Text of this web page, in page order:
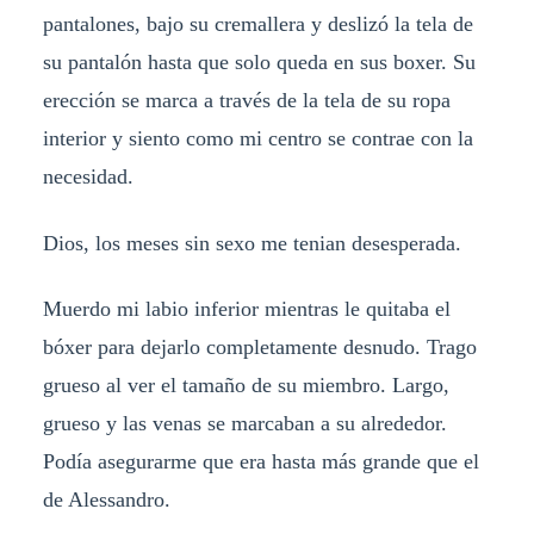
pantalones, bajo su cremallera y deslizó la tela de
su pantalón hasta que solo queda en sus boxer. Su
erección se marca a través de la tela de su ropa
interior y siento como mi centro se contrae con la
necesidad.
Dios, los meses sin sexo me tenian desesperada.
Muerdo mi labio inferior mientras le quitaba el
bóxer para dejarlo completamente desnudo. Trago
grueso al ver el tamaño de su miembro. Largo,
grueso y las venas se marcaban a su alrededor.
Podía asegurarme que era hasta más grande que el
de Alessandro.